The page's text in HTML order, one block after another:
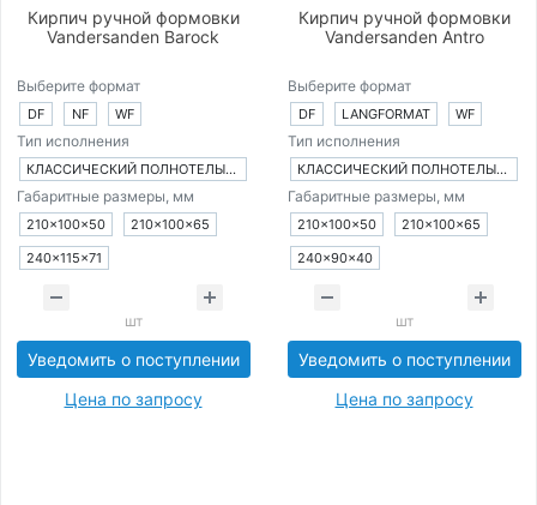
Кирпич ручной формовки
Vandersanden Barock
Выберите формат
DF NF WF
Тип исполнения
КЛАССИЧЕСКИЙ ПОЛНОТЕЛЫЙ КИРПИЧ
Габаритные размеры, мм
210×100×50
210×100×65
240×115×71
шт
Уведомить о поступлении
Цена по запросу
Кирпич ручной формовки
Vandersanden Antro
Выберите формат
DF LANGFORMAT WF
Тип исполнения
КЛАССИЧЕСКИЙ ПОЛНОТЕЛЫЙ КИРПИЧ
Габаритные размеры, мм
210×100×50
210×100×65
240×90×40
шт
Уведомить о поступлении
Цена по запросу